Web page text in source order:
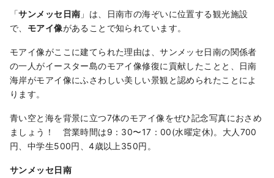
「サンメッセ日南 」は、日南市の海ぞいに位置する観光施設
で、 モアイ像があることで知られています。
モアイ像がここに建てられた理由は、サンメッセ日南の関係者
の一人がイースター島のモアイ像修復に貢献したことと、日南
海岸がモアイ像にふさわしい美しい景観と認められたことによ
ります。
青い空と海を背景に立つ7体のモアイ像をぜひ記念写真におさめ
ましょう！ 営業時間は9：30〜17：00(水曜定休)。大人700
円、中学生500円、4歳以上350円。
サンメッセ日南